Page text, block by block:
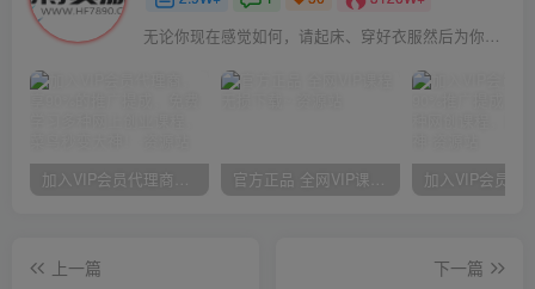
无论你现在感觉如何，请起床、穿好衣服然后为你的梦想而奋斗
加入VIP会员代理商，享90%的推广提成，免费学习多种网上创业课程，菜鸟秒变大神！ 官方正品 全网VIP课程 无损下载~
上一篇
下一篇